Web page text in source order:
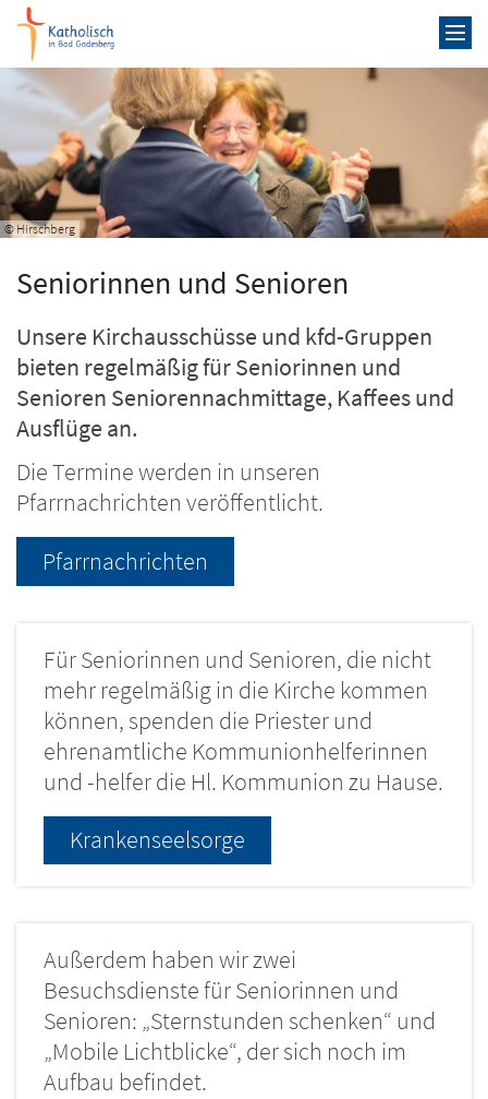
Zum Inhalt springen
© Hirschberg
Seniorinnen und Senioren
Unsere Kirchausschüsse und kfd-Gruppen
bieten regelmäßig für Seniorinnen und
Senioren Seniorennachmittage, Kaffees und
Ausflüge an.
Die Termine werden in unseren
Pfarrnachrichten veröffentlicht.
Pfarrnachrichten
Für Seniorinnen und Senioren, die nicht
mehr regelmäßig in die Kirche kommen
können, spenden die Priester und
ehrenamtliche Kommunionhelferinnen
und -helfer die Hl. Kommunion zu Hause.
Krankenseelsorge
Außerdem haben wir zwei
Besuchsdienste für Seniorinnen und
Senioren: „Sternstunden schenken“ und
„Mobile Lichtblicke“, der sich noch im
Aufbau befindet.